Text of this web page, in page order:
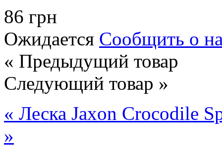
86 грн
Ожидается Сообщить о
« Предыдущий товар
Следующий товар »
« Леска Jaxon Crocodile
»